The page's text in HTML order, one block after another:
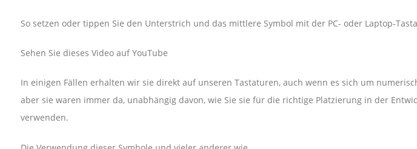
So setzen oder tippen Sie den Unterstrich und das mittlere Symbol mit der PC- oder Laptop-
Sehen Sie dieses Video auf YouTube
In einigen Fällen erhalten wir sie direkt auf unseren Tastaturen, auch wenn es sich um
aber sie waren immer da, unabhängig davon, wie Sie sie für die richtige Platzierung in der
verwenden.